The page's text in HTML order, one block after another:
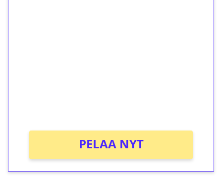
PELAA NYT